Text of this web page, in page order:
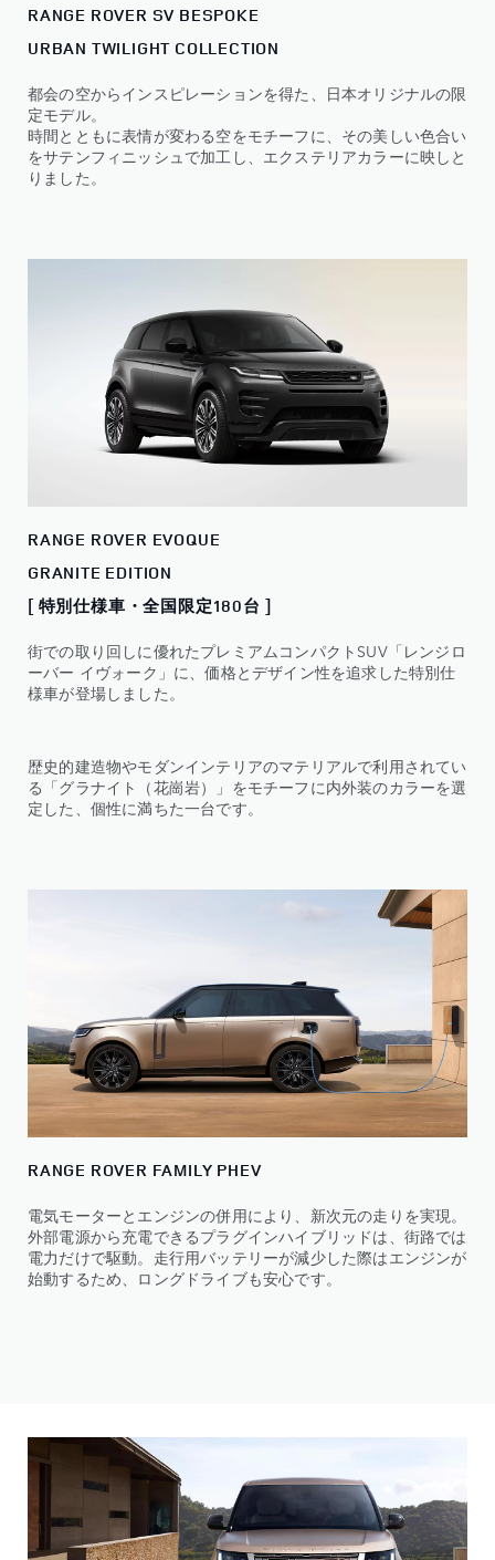
RANGE ROVER SV BESPOKE
URBAN TWILIGHT COLLECTION
都会の空からインスピレーションを得た、日本オリジナルの限
定モデル。
時間とともに表情が変わる空をモチーフに、その美しい色合い
をサテンフィニッシュで加工し、エクステリアカラーに映しと
りました。
RANGE ROVER EVOQUE
GRANITE EDITION
[ 特別仕様車・全国限定180台 ]
街での取り回しに優れたプレミアムコンパクトSUV「レンジロ
ーバー イヴォーク」に、価格とデザイン性を追求した特別仕
様車が登場しました。
歴史的建造物やモダンインテリアのマテリアルで利用されてい
る「グラナイト（花崗岩）」をモチーフに内外装のカラーを選
定した、個性に満ちた一台です。
RANGE ROVER FAMILY PHEV
電気モーターとエンジンの併用により、新次元の走りを実現。
外部電源から充電できるプラグインハイブリッドは、街路では
電力だけで駆動。走行用バッテリーが減少した際はエンジンが
始動するため、ロングドライブも安心です。